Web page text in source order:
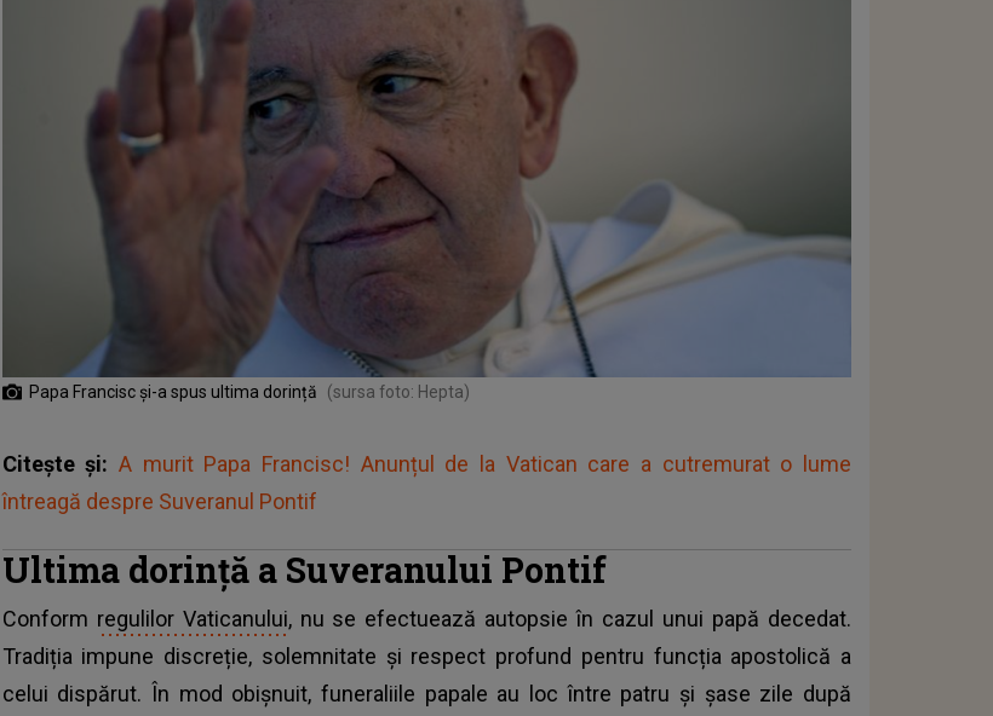
Papa Francisc și-a spus ultima dorință (sursa foto: Hepta)
Citește și: A murit Papa Francisc! Anunțul de la Vatican care a cutremurat o lume
întreagă despre Suveranul Pontif
Ultima dorință a Suveranului Pontif
Conform regulilor Vaticanului, nu se efectuează autopsie în cazul unui papă decedat.
Tradiția impune discreție, solemnitate și respect profund pentru funcția apostolică a
celui dispărut. În mod obișnuit, funeraliile papale au loc între patru și șase zile după